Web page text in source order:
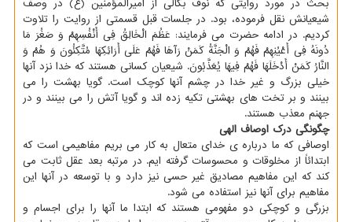
بحث در مورد روایتی که نوف بکالی از امیرالمؤمنین (ع) در وصف
شیعیانش نقل فرموده، بود. در جلسات قبل قسمتی از روایت را تلاوت
کردیم. در ادامه حضرت می فرمایند: عَظُمَ الْخَالِقُ فِی أَنْفُسِهِمْ وَ صَغُرَ مَا
دُونَهُ فِی أَعْیُنِهِمْ فَهُمْ وَ الْجَنَّةُ کَمَنْ رَآهَا فَهُمْ عَلَی أَرَائِکِهَا مُتَّکِئُونَ وَ هُمْ وَ
النَّارُ کَمَنْ أَدْخَلَهَا فَهُمْ فِیهَا یُعَذَّبُونَ. شیعیان کسانی هستند که خدا نزد آنها
خیلی بزرگ و غیر خدا در چشم آنها کوچک است. گویا بهشت را می
بینند و بر تخت های بهشتی تکیه زده اند و گویا آتش را می بینند و در
جهنم معذب هستند.
چگونگی درک اوصاف الهی
اوصافی که ما درباره ی خدای متعال به کار می بریم مفاهیمی است که
ابتدائاً از مخلوقات و محسوسات گرفته ایم. در مرتبه بعد عقل ثابت می
کند که این مفاهیم مصادیق غیر حسی نیز دارد و با توسعه در آنها این
مفاهیم برای آنها نیز استفاده می شود.
بزرگی و کوچکی دو مفهومی هستند که ابتدا ما آنها را برای اجسام و